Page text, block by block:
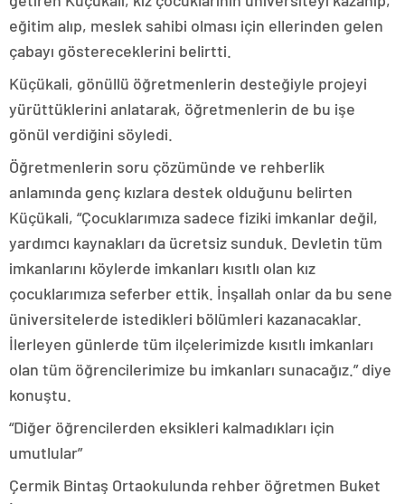
eğitim alıp, meslek sahibi olması için ellerinden gelen
çabayı göstereceklerini belirtti.
Küçükali, gönüllü öğretmenlerin desteğiyle projeyi
yürüttüklerini anlatarak, öğretmenlerin de bu işe
gönül verdiğini söyledi.
Öğretmenlerin soru çözümünde ve rehberlik
anlamında genç kızlara destek olduğunu belirten
Küçükali, “Çocuklarımıza sadece fiziki imkanlar değil,
yardımcı kaynakları da ücretsiz sunduk. Devletin tüm
imkanlarını köylerde imkanları kısıtlı olan kız
çocuklarımıza seferber ettik. İnşallah onlar da bu sene
üniversitelerde istedikleri bölümleri kazanacaklar.
İlerleyen günlerde tüm ilçelerimizde kısıtlı imkanları
olan tüm öğrencilerimize bu imkanları sunacağız.” diye
konuştu.
“Diğer öğrencilerden eksikleri kalmadıkları için
umutlular”
Çermik Bintaş Ortaokulunda rehber öğretmen Buket